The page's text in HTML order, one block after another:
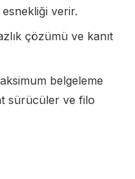
verir.
çözümü ve kanıt
belgeleme
sürücüler ve filo